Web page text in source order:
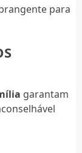
para
garantam